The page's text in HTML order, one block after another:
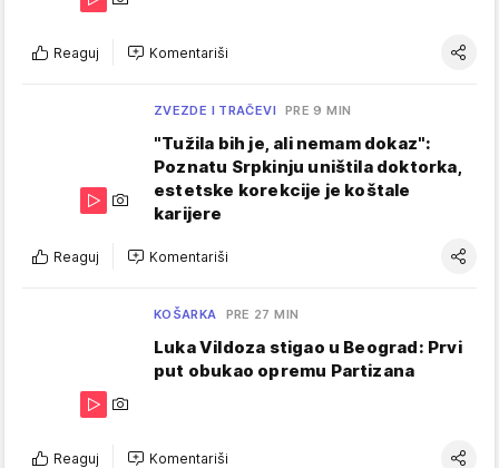
Reaguj Komentariši
ZVEZDE I TRAČEVI PRE 9 MIN
"Tužila bih je, ali nemam dokaz":
Poznatu Srpkinju uništila doktorka,
estetske korekcije je koštale
karijere
Reaguj Komentariši
KOŠARKA PRE 27 MIN
Luka Vildoza stigao u Beograd: Prvi
put obukao opremu Partizana
Reaguj Komentariši